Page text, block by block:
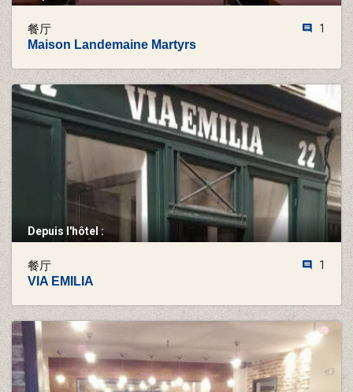
1
餐厅
Maison Landemaine Martyrs
Depuis l'hôtel :
1
餐厅
VIA EMILIA